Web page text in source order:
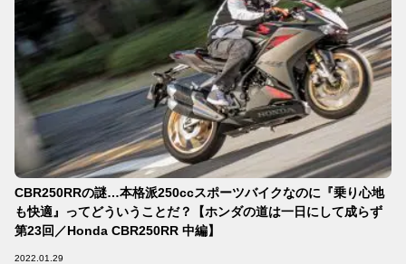
CBR250RRの謎…本格派250ccスポーツバイクなのに『乗り心地
も快適』ってどういうことだ？【ホンダの道は一日にして成らず
第23回／Honda CBR250RR 中編】
2022.01.29